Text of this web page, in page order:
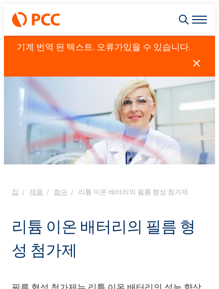
기계 번역 된 텍스트. 오류가있을 수 있습니다.
집 제품 함수 리튬 이온 배터리의 필름 형성 첨가제
리튬 이온 배터리의 필름 형
성 첨가제